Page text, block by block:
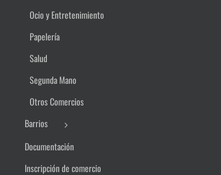
Ocio y Entretenimiento
Papelería
Salud
Segunda Mano
Otros Comercios
Barrios
Documentación
Inscripción de comercio